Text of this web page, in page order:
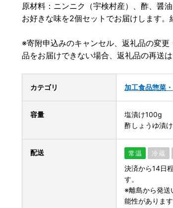
原材料：ニンニク（宇検村産）、酢、醤
お好きな味を2個セットでお届けします。
※寄附申込みのキャンセル、返礼品の変
品をお届けできない場合、返礼品の再送
カテゴリ 加工食品惣菜
容量
塩漬け100g
酢しょうゆ漬
配送 常温 冷蔵
決済から14日
す。
※離島から発送
能性がありま